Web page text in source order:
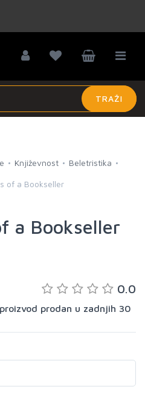
TRAŽI
Književnost Beletristika
of a Bookseller
a Bookseller
0.0
prodan u zadnjih 30